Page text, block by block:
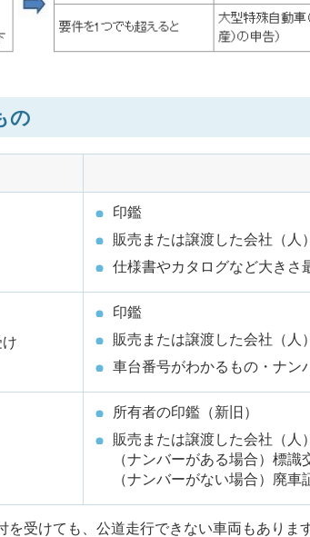
の
印鑑
販売または譲渡した会社（人
仕様書やカタログなど大きさ
印鑑
販売または譲渡した会社（人
車台番号がわかるもの・ナン
所有者の印鑑（新旧）
販売または譲渡した会社（人
（ナンバーがある場合）標
（ナンバーがない場合）廃
受けても、公道走行できない車両もあり